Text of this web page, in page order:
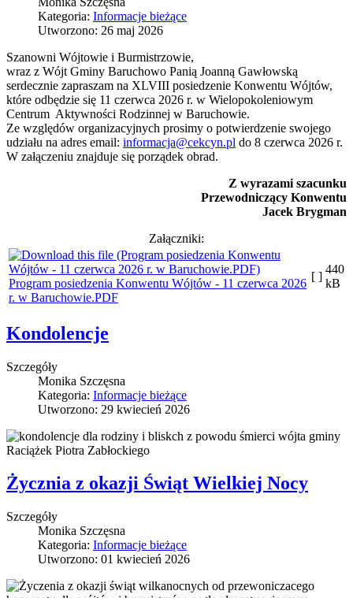
Kategoria: Informacje bieżące
Utworzono: 26 maj 2026
Szanowni Wójtowie i Burmistrzowie,
wraz z Wójt Gminy Baruchowo Panią Joanną Gawłowską
serdecznie zapraszam na XLVIII posiedzenie Konwentu Wójtów,
które odbędzie się 11 czerwca 2026 r. w Wielopokoleniowym
Centrum Aktywności Rodzinnej w Baruchowie.
Ze względów organizacyjnych prosimy o potwierdzenie swojego
udziału na adres email: informacja@cekcyn.pl do 8 czerwca 2026 r.
W załączeniu znajduje się porządek obrad.
Z wyrazami szacunku
Przewodniczący Konwentu
Jacek Brygman
Załączniki:
Program posiedzenia Konwentu Wójtów - 11 czerwca 2026
r. w Baruchowie.PDF
[ ]
440
kB
Kondolencje
Szczegóły
Monika Szczęsna
Kategoria: Informacje bieżące
Utworzono: 29 kwiecień 2026
Życznia z okazji Świąt Wielkiej Nocy
Szczegóły
Monika Szczęsna
Kategoria: Informacje bieżące
Utworzono: 01 kwiecień 2026